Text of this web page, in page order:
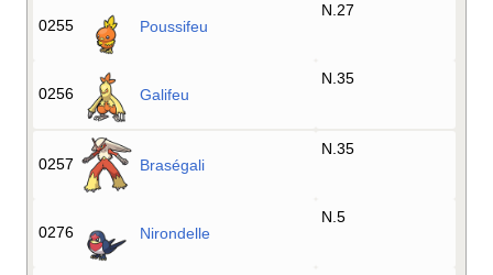
0255 Poussifeu
N.27
0256 Galifeu
N.35
0257 Braségali
N.35
0276 Nirondelle
N.5